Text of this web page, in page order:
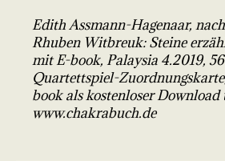
Edith Assmann-Hagenaar,
Rhuben Witbreuk: Steine
mit E-book, Palaysia 4.2019,
Quartettspiel-
book als kostenloser Download
www.chakrabuch.de